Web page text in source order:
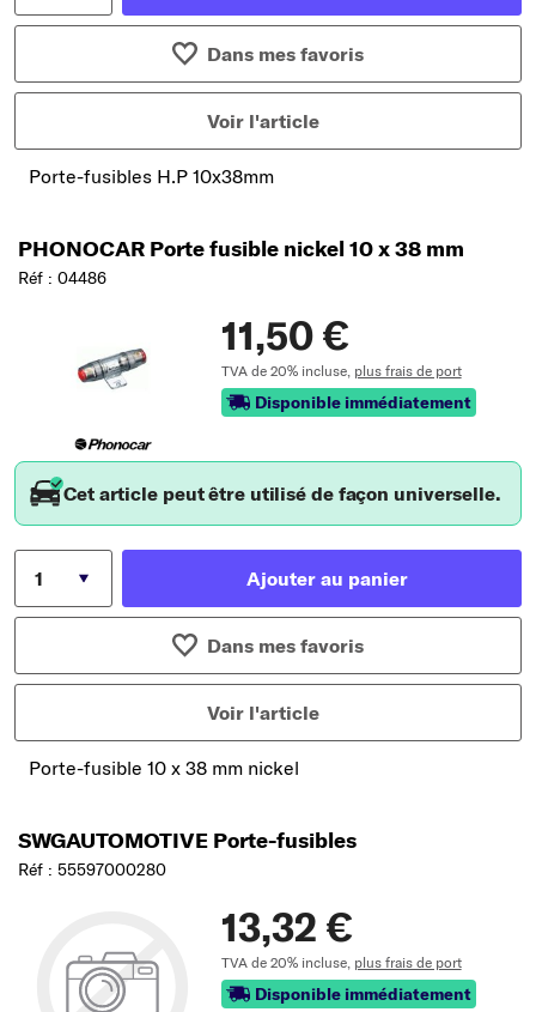
Dans mes favoris
Voir l'article
Porte-fusibles H.P 10x38mm
PHONOCAR Porte fusible nickel 10 x 38 mm
Réf : 04486
11,50 €
TVA de 20% incluse, plus frais de port
Disponible immédiatement
Cet article peut être utilisé de façon universelle.
Ajouter au panier
Dans mes favoris
Voir l'article
Porte-fusible 10 x 38 mm nickel
SWGAUTOMOTIVE Porte-fusibles
Réf : 55597000280
13,32 €
TVA de 20% incluse, plus frais de port
Disponible immédiatement